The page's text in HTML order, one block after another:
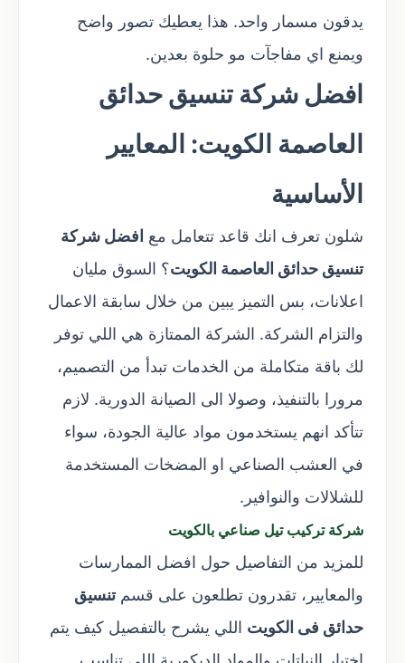
يدقون مسمار واحد. هذا يعطيك تصور واضح
ويمنع اي مفاجآت مو حلوة بعدين.
افضل شركة تنسيق حدائق
العاصمة الكويت: المعايير
الأساسية
شلون تعرف انك قاعد تتعامل مع افضل شركة
تنسيق حدائق العاصمة الكويت؟ السوق مليان
اعلانات، بس التميز يبين من خلال سابقة الاعمال
والتزام الشركة. الشركة الممتازة هي اللي توفر
لك باقة متكاملة من الخدمات تبدأ من التصميم،
مرورا بالتنفيذ، وصولا الى الصيانة الدورية. لازم
تتأكد انهم يستخدمون مواد عالية الجودة، سواء
في العشب الصناعي او المضخات المستخدمة
للشلالات والنوافير.
شركة تركيب تيل صناعي بالكويت
للمزيد من التفاصيل حول افضل الممارسات
والمعايير، تقدرون تطلعون على قسمتنسيق
حدائق فى الكويت اللي يشرح بالتفصيل كيف يتم